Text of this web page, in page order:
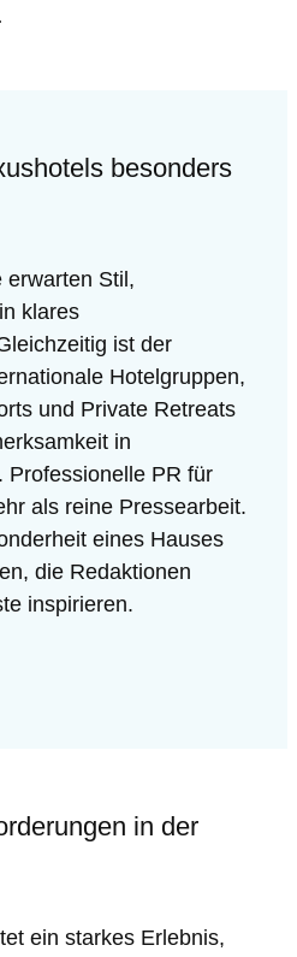
besonders
erwarten Stil,
klares
ist der
Hotelgruppen,
und Private Retreats
in
Professionelle PR für
als reine Pressearbeit.
eines Hauses
die Redaktionen
inspirieren.
in der
ein starkes Erlebnis,